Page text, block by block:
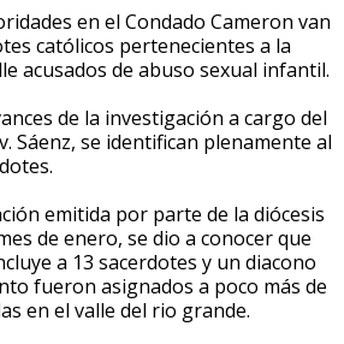
en el Condado Cameron van
católicos pertenecientes a la
acusados de abuso sexual infantil.
de la investigación a cargo del
Sáenz, se identifican plenamente al
emitida por parte de la diócesis
de enero, se dio a conocer que
a 13 sacerdotes y un diacono
fueron asignados a poco más de
en el valle del rio grande.